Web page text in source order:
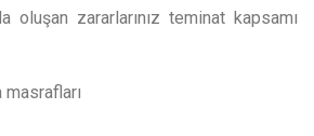
oluşan zararlarınız teminat kapsamı
masrafları